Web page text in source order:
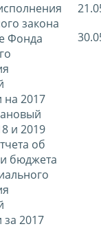
закона
Фонда
2017
и 2019
об
бюджета
2017